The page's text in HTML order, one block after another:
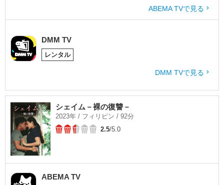
ABEMA TVで見る
DMM TV
レンタル
DMM TVで見る
シェイム－裸の復讐－
2023年 / フィリピン / 92分
2.5/5.0
ABEMA TV